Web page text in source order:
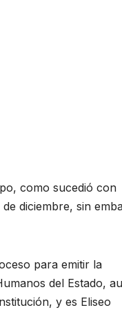
como sucedió con
diciembre, sin
para emitir la
del Estado,
y es Eliseo